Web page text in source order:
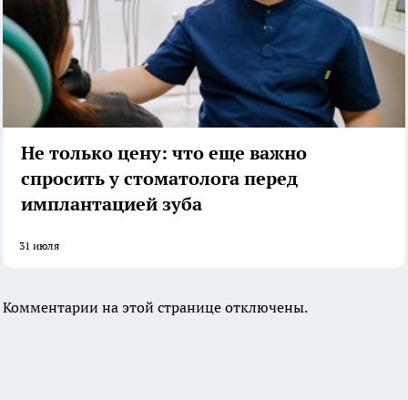
Не только цену: что еще важно
спросить у стоматолога перед
имплантацией зуба
31 июля
Комментарии на этой странице отключены.